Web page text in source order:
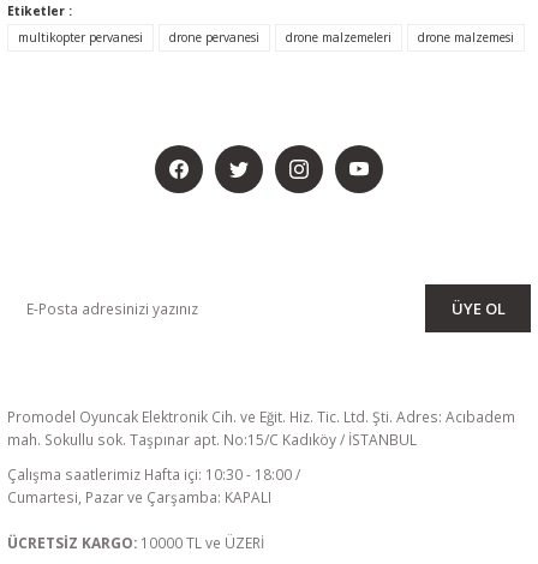
Etiketler :
multikopter pervanesi
drone pervanesi drone malzemeleri drone malzemesi
ÜYE OL
Promodel Oyuncak Elektronik Cih. ve Eğit. Hiz. Tic. Ltd. Şti. Adres: Acıbadem
mah. Sokullu sok. Taşpınar apt. No:15/C Kadıköy / İSTANBUL
Çalışma saatlerimiz Hafta içi: 10:30 - 18:00 /
Cumartesi, Pazar ve Çarşamba: KAPALI
ÜCRETSİZ KARGO: 10000 TL ve ÜZERİ